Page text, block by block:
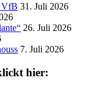
VfB 31. Juli 2026
26. Juli 2026
7. Juli 2026
hier: